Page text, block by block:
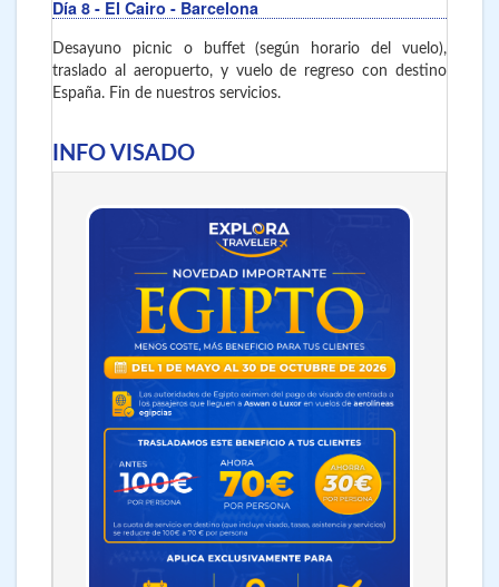
Día 8 - El Cairo - Barcelona
Desayuno picnic o buffet (según horario del vuelo),
traslado al aeropuerto, y vuelo de regreso con destino
España. Fin de nuestros servicios.
INFO VISADO